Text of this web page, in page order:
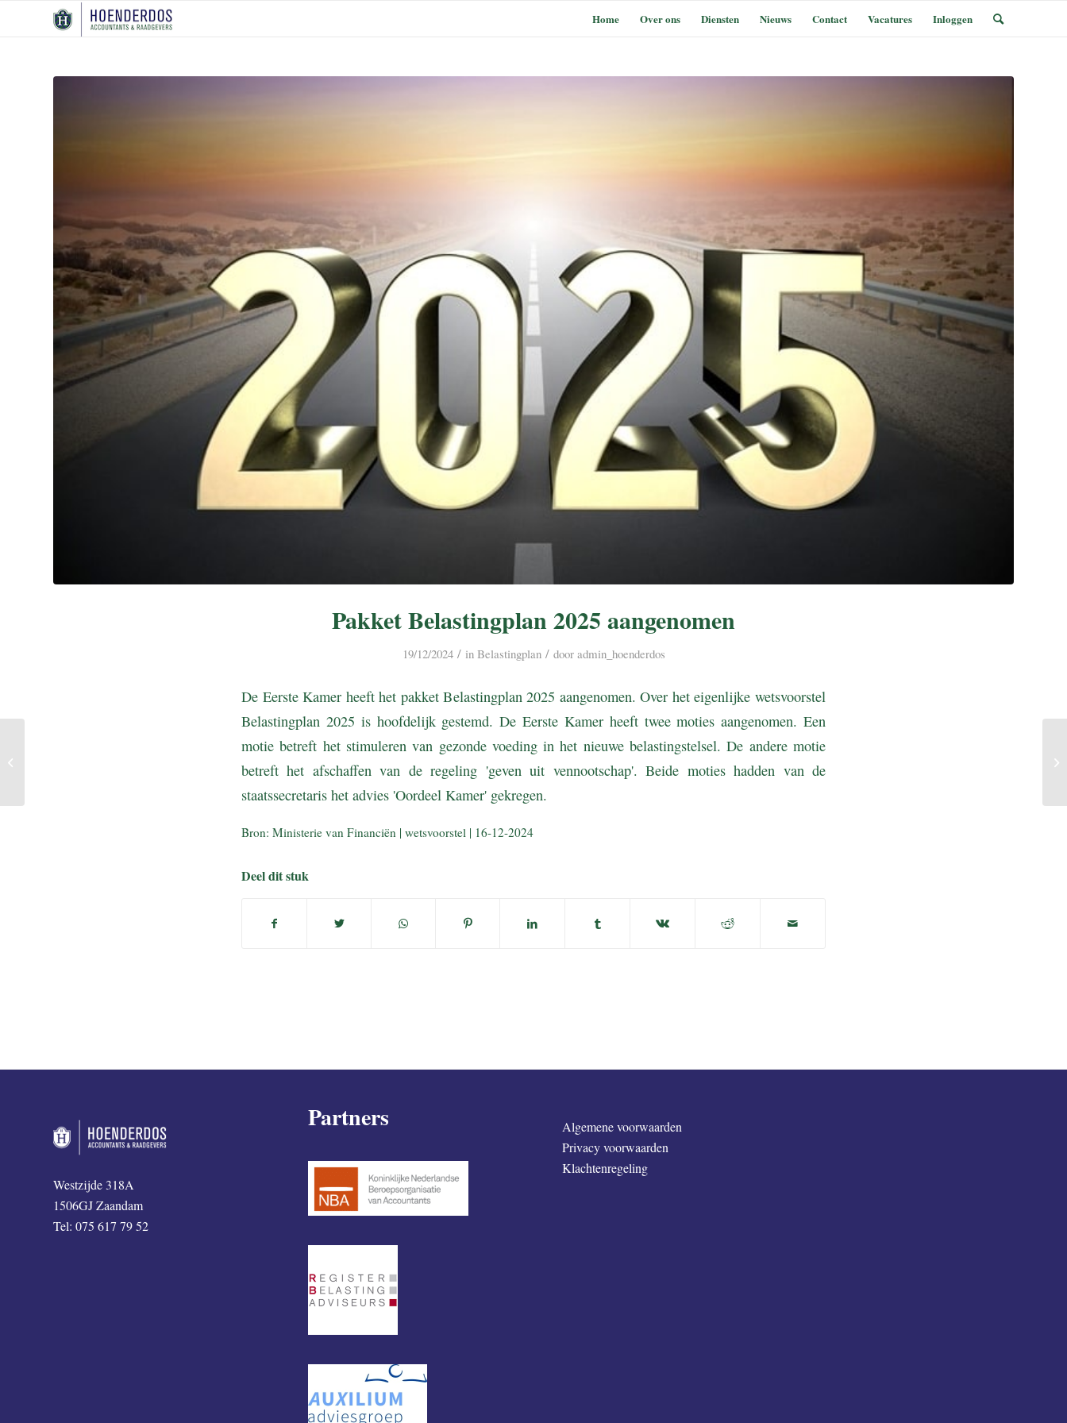
Home Over ons Diensten Nieuws Contact Vacatures Inloggen
Pakket Belastingplan 2025 aangenomen
19/12/2024 / in Belastingplan / door admin_hoenderdos
De Eerste Kamer heeft het pakket Belastingplan 2025 aangenomen. Over het eigenlijke wetsvoorstel
Belastingplan 2025 is hoofdelijk gestemd. De Eerste Kamer heeft twee moties aangenomen. Een
motie betreft het stimuleren van gezonde voeding in het nieuwe belastingstelsel. De andere motie
betreft het afschaffen van de regeling 'geven uit vennootschap'. Beide moties hadden van de
staatssecretaris het advies 'Oordeel Kamer' gekregen.
Bron: Ministerie van Financiën | wetsvoorstel | 16-12-2024
Deel dit stuk
Westzijde 318A
1506GJ Zaandam
Tel: 075 617 79 52
Partners
Algemene voorwaarden
Privacy voorwaarden
Klachtenregeling